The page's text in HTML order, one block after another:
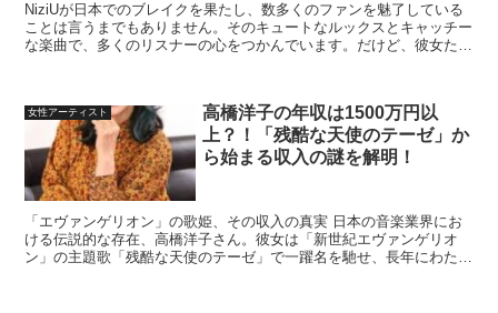
NiziUが日本でのブレイクを果たし、数多くのファンを魅了している
ことは言うまでもありません。そのキュートなルックスとキャッチー
な楽曲で、多くのリスナーの心をつかんでいます。だけど、彼女たち
女性アーティスト
高橋洋子の年収は1500万円以
上？！「残酷な天使のテーゼ」か
ら始まる収入の謎を解明！
「エヴァンゲリオン」の歌姫、その収入の真実 日本の音楽業界にお
ける伝説的な存在、高橋洋子さん。彼女は「新世紀エヴァンゲリオ
ン」の主題歌「残酷な天使のテーゼ」で一躍名を馳せ、長年にわたっ